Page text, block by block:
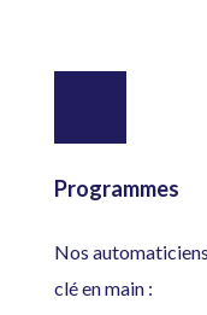
Programmes
Nos
clé en main :